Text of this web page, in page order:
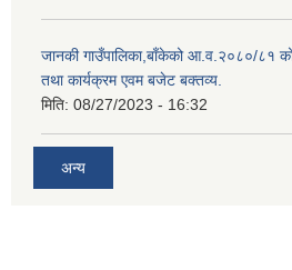
जानकी गाउँपालिका,बाँकेको आ.व.२०८०/८१
तथा कार्यक्रम एवम बजेट बक्तव्य.
मिति: 08/27/2023 - 16:32
अन्य